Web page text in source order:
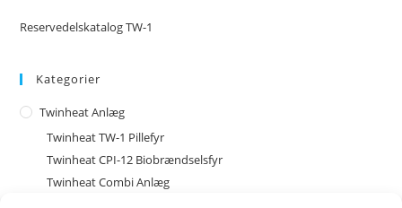
Reservedelskatalog TW-1
Kategorier
Twinheat Anlæg
Twinheat TW-1 Pillefyr
Twinheat CPI-12 Biobrændselsfyr
Twinheat Combi Anlæg